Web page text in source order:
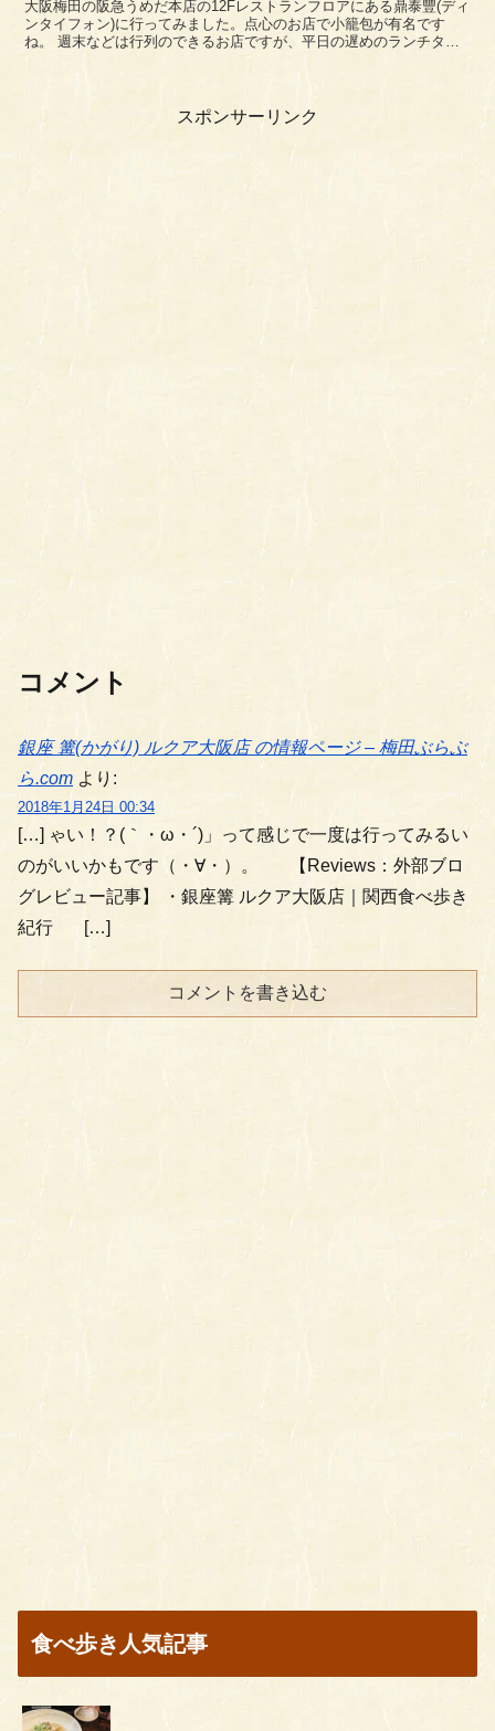
大阪梅田の阪急うめだ本店の12Fレストランフロアにある鼎泰豐(ディ
ンタイフォン)に行ってみました。点心のお店で小籠包が有名です
ね。 週末などは行列のできるお店ですが、平日の遅めのランチタイ
スポンサーリンク
コメント
銀座 篝(かがり) ルクア大阪店 の情報ページ – 梅田ぶらぶ
ら.com より:
2018年1月24日 00:34
[…] ゃい！？(｀・ω・´)」って感じで一度は行ってみるい
のがいいかもです（・∀・）。 【Reviews：外部ブロ
グレビュー記事】 ・銀座篝 ルクア大阪店｜関西食べ歩き
紀行 […]
コメントを書き込む
食べ歩き人気記事